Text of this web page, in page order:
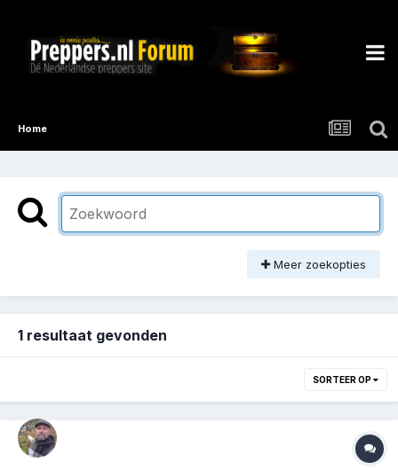
Home
Meer zoekopties
1 resultaat gevonden
SORTEER OP